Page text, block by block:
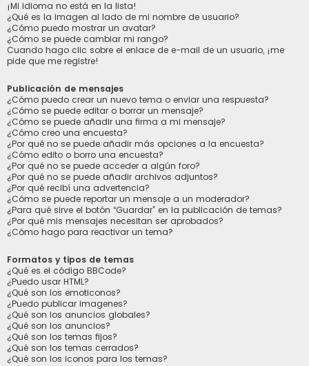
¡Mi idioma no está en la lista!
¿Qué es la imagen al lado de mi nombre de usuario?
¿Cómo puedo mostrar un avatar?
¿Cómo se puede cambiar mi rango?
Cuando hago clic sobre el enlace de e-mail de un usuario, ¡me
pide que me registre!
Publicación de mensajes
¿Cómo puedo crear un nuevo tema o enviar una respuesta?
¿Cómo se puede editar o borrar un mensaje?
¿Cómo se puede añadir una firma a mi mensaje?
¿Cómo creo una encuesta?
¿Por qué no se puede añadir más opciones a la encuesta?
¿Cómo edito o borro una encuesta?
¿Por qué no se puede acceder a algún foro?
¿Por qué no se puede añadir archivos adjuntos?
¿Por qué recibí una advertencia?
¿Cómo se puede reportar un mensaje a un moderador?
¿Para qué sirve el botón “Guardar” en la publicación de temas?
¿Por qué mis mensajes necesitan ser aprobados?
¿Cómo hago para reactivar un tema?
Formatos y tipos de temas
¿Qué es el código BBCode?
¿Puedo usar HTML?
¿Qué son los emoticonos?
¿Puedo publicar imagenes?
¿Qué son los anuncios globales?
¿Qué son los anuncios?
¿Qué son los temas fijos?
¿Qué son los temas cerrados?
¿Qué son los iconos para los temas?